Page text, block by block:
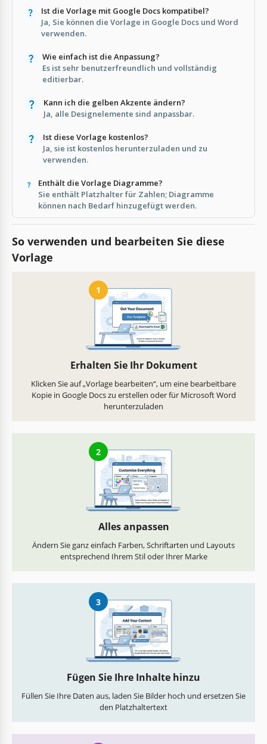
Ist die Vorlage mit Google Docs kompatibel?
Ja, Sie können die Vorlage in Google Docs und Word
verwenden.
Wie einfach ist die Anpassung?
Es ist sehr benutzerfreundlich und vollständig
editierbar.
Kann ich die gelben Akzente ändern?
Ja, alle Designelemente sind anpassbar.
Ist diese Vorlage kostenlos?
Ja, sie ist kostenlos herunterzuladen und zu
verwenden.
Enthält die Vorlage Diagramme?
Sie enthält Platzhalter für Zahlen; Diagramme
können nach Bedarf hinzugefügt werden.
So verwenden und bearbeiten Sie diese
Vorlage
1
Erhalten Sie Ihr Dokument
Klicken Sie auf „Vorlage bearbeiten“, um eine bearbeitbare
Kopie in Google Docs zu erstellen oder für Microsoft Word
herunterzuladen
2
Alles anpassen
Ändern Sie ganz einfach Farben, Schriftarten und Layouts
entsprechend Ihrem Stil oder Ihrer Marke
3
Fügen Sie Ihre Inhalte hinzu
Füllen Sie Ihre Daten aus, laden Sie Bilder hoch und ersetzen Sie
den Platzhaltertext